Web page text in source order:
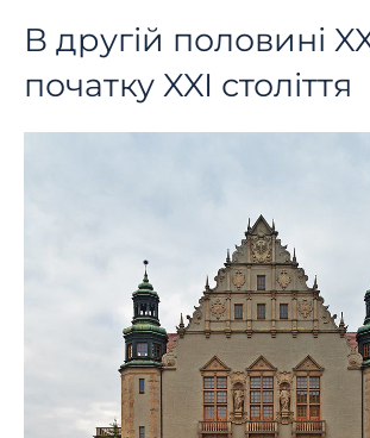
В другій половині
початку XXI століття